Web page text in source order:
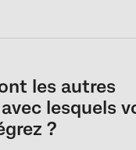
les autres
lesquels
?